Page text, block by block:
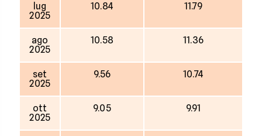
lug
2025
10.84 11.79
ago
2025
10.58 11.36
set
2025
9.56 10.74
ott
2025
9.05 9.91